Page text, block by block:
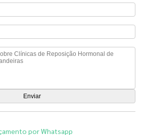
por Whatsapp